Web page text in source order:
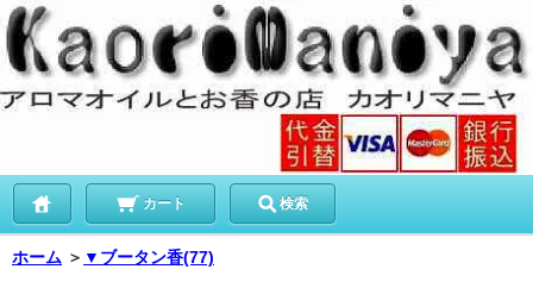
カート 検索
ホーム ＞ ▼ブータン香(77)